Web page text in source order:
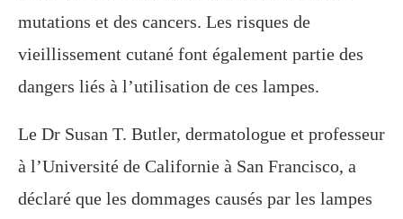
mutations et des cancers. Les risques de
vieillissement cutané font également partie des
dangers liés à l’utilisation de ces lampes.
Le Dr Susan T. Butler, dermatologue et professeur
à l’Université de Californie à San Francisco, a
déclaré que les dommages causés par les lampes